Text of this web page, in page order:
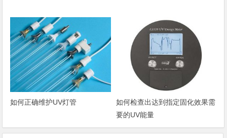
如何正确维护UV灯管
如何检查出达到指定固化效果需
要的UV能量